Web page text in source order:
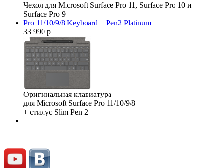
Чехол для Microsoft Surface Pro 11, Surface Pro 10 и
Surface Pro 9
Pro 11/10/9/8 Keyboard + Pen2 Platinum
33 990 р
Оригинальная клавиатура
для Microsoft Surface Pro 11/10/9/8
+ стилус Slim Pen 2